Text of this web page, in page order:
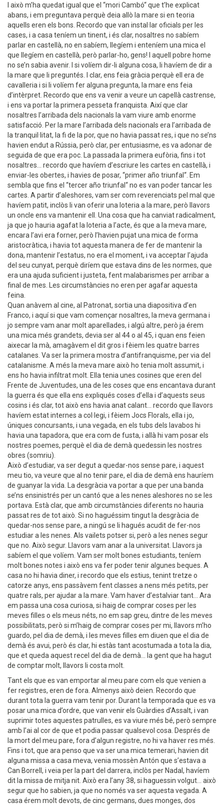
I això m’ha quedat igual que el “mori Cambó“ que t’he explicat
abans, i em preguntava perquè deia allò la mare si en teoria
aquells eren els bons. Recordo que van instal·lar oficials per les
cases, i a casa teníem un tinent, i és clar, nosaltres no sabíem
parlar en castellà, no en sabíem, llegíem i enteníem una mica el
que llegíem en castellà, però parlar-ho, gens! I aquell pobre home
no se’n sabia avenir. I si volíem dir-li alguna cosa, li havíem de dir a
la mare que li preguntés. I clar, ens feia gràcia perquè ell era de
cavalleria i si li volíem fer alguna pregunta, la mare ens feia
d’intèrpret. Recordo que ens va venir a veure un capellà castrense,
i ens va portar la primera pesseta franquista. Així que clar
nosaltres l’arribada dels nacionals la vam viure amb enorme
satisfacció. Per la mare l’arribada dels nacionals era l’arribada de
la tranquil·litat, la fi de la por, que no havia passat res, i que no se’ns
havien endut a Rússia, però clar, per entusiasme, es va adonar de
seguida de que era poc. La passada la primera eufòria, fins i tot
nosaltres... recordo que havíem d’escriure les cartes en castellà, i
enviar-les obertes, i havies de posar, “primer año triunfal“. Em
sembla que fins el “tercer año triunfal“ no es van poder tancar les
cartes. A partir d’aleshores, vam ser com reverenciats pel mal que
havíem patit, inclòs li van oferir una loteria a la mare, però llavors
un oncle ens va mantenir ell. Una cosa que ha canviat radicalment,
ja que jo hauria agafat la loteria a l’acte, és que a la meva mare,
encara l’avi era forner, però l’havien pujat una mica de forma
aristocràtica, i havia tot aquesta manera de fer de mantenir la
dona, mantenir l’estatus, no era el moment, i va acceptar l’ajuda
del seu cunyat, perquè diríem que estava dins de les normes, que
era una ajuda suficient i justeta, fent malabarismes per arribar a
final de mes. Les circumstàncies no eren per agafar aquesta
feina.
Quan anàvem al cine, al Patronat, sortia una diapositiva d’en
Franco, i aquí si que vam començar nosaltres, la meva germana i
jo sempre vam anar molt aparellades, i algú altre, però ja érem
una mica més grandets, devia ser al 44 o al 45, i quan ens feien
aixecar la mà, amagàvem el dit gros i fèiem les quatre barres
catalanes. Va ser la primera mostra d’antifranquisme, per via del
catalanisme. A més la meva mare això ho tenia molt assumit, i
ens ho havia infiltrat molt. Ella tenia unes cosines que eren del
Frente de Juventudes, una de les coses que ens encantava durant
la guerra és que ella ens expliqués coses d’ella i d’aquests seus
cosins i és clar, tot això ens havia anat calant... recordo que llavors
havíem estat internes a col·legi, i fèiem Jocs Florals, ella i jo,
úniques concursants, i una vegada, en els tubs dels lavabos hi
havia una tapadora, que era com de fusta, i allà hi vam posar els
nostres poemes, perquè el dia de demà quedessin les nostres
obres (somriu).
Això d’estudiar, va ser degut a quedar-nos sense pare, i aquest
meu tio, va veure que al no tenir pare, el dia de demà ens hauríem
de guanyar la vida. La desgràcia va portar a que per una banda
se’ns ensinistrés per un cantó que a les nenes aleshores no se les
portava. Està clar, que amb circumstàncies diferents no hauria
passat res de tot això. Si no haguéssim tingut la desgràcia de
quedar-nos sense pare, a ningú se li hagués acudit de fer-nos
estudiar a les nenes. Als vailets potser si, però a les nenes segur
que no. Això segur. Llavors vam anar a la universitat. Llavors ja
sabíem el que volíem. Vam ser molt bones estudiants, teníem
molt bones notes i això ens va fer poder tenir algunes beques. A
casa no hi havia diner, i recordo que els estius, tenint tretze o
catorze anys, ens passàvem fent classes a nens més petits, per
quatre rals, per ajudar a la mare. Vam haver d’estalviar tant... Ara
em passa una cosa curiosa, si haig de comprar coses per les
meves filles o els meus néts, no em sap greu, dintre de les meves
possibilitats, però si m’haig de comprar coses per mi, llavors m’ho
guardo, pel dia de demà, i les meves filles em diuen que el dia de
demà és avui, però és clar, hi estàs tant acostumada a tota la dia,
que et queda aquest recel del dia de demà... la gent que ha hagut
de comptar molt, llavors li costa molt.
Tant els que es van emportar al meu pare com els que venien a
fer registres, eren de fora. Almenys això deien. Recordo que
durant tota la guerra vam tenir por. Durant la temporada que es va
posar una mica d’ordre, que van venir els Guàrdies d’Assalt, i van
suprimir totes aquestes patrulles, es va viure més bé, però sempre
amb l’ai al cor de que et podia passar qualsevol cosa. Després de
la mort del meu pare, fora d’algun registre, no hi va haver res més.
Fins i tot, que ara penso que va ser una mica temerari, havien dit
alguna missa a casa meva, venia mossèn Antón que s’estava a
Can Borrell, i veia per la part del darrera, inclòs per Nadal, havíem
dit la missa de mitja nit. Això era l’any 38, si haguessin volgut... això
segur que ho sabien, ja que no només va ser aquesta vegada. A
casa érem molt devots, de cinc germans, dues monges, dos